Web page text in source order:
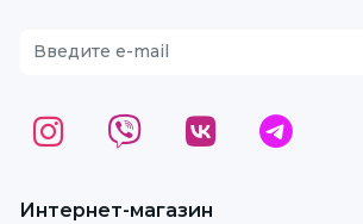
Интернет-магазин